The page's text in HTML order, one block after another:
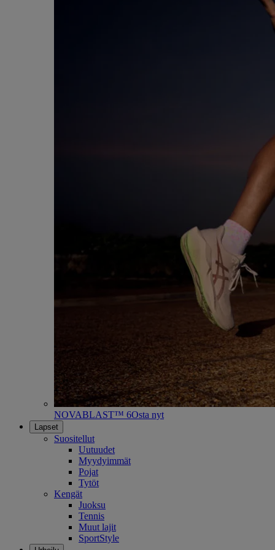
NOVABLAST™ 6Osta nyt
Lapset
Suositellut
Uutuudet
Myydyimmät
Pojat
Tytöt
Kengät
Juoksu
Tennis
Muut lajit
SportStyle